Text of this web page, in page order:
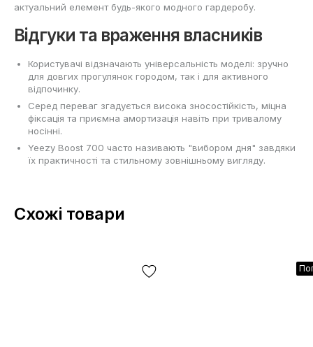
актуальний елемент будь-якого модного гардеробу.
Відгуки та враження власників
Користувачі відзначають універсальність моделі: зручно
для довгих прогулянок городом, так і для активного
відпочинку.
Серед переваг згадується висока зносостійкість, міцна
фіксація та приємна амортизація навіть при тривалому
носінні.
Yeezy Boost 700 часто називають "вибором дня" завдяки
їх практичності та стильному зовнішньому вигляду.
Схожі товари